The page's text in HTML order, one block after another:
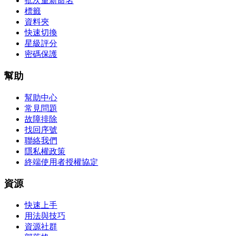
標籤
資料夾
快速切換
星級評分
密碼保護
幫助
幫助中心
常見問題
故障排除
找回序號
聯絡我們
隱私權政策
終端使用者授權協定
資源
快速上手
用法與技巧
資源社群